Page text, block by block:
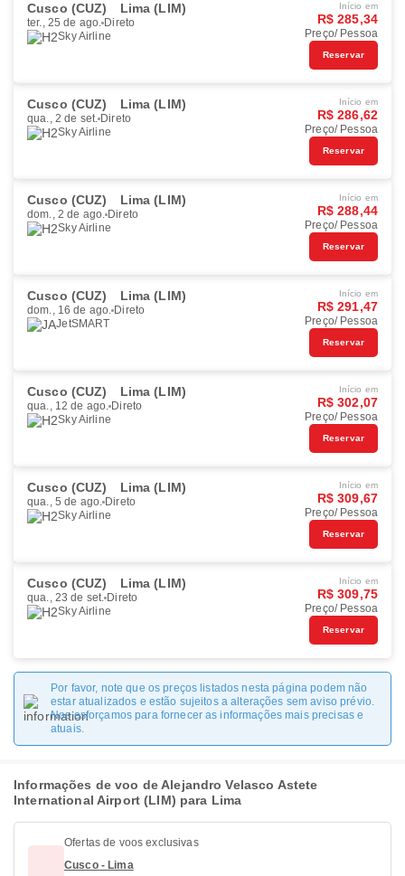
Cusco (CUZ) Lima (LIM)
ter., 25 de ago. Direto
Sky Airline
Início em
R$ 285,34
Preço/ Pessoa
Reservar
Cusco (CUZ) Lima (LIM)
qua., 2 de set. Direto
Sky Airline
Início em
R$ 286,62
Preço/ Pessoa
Reservar
Cusco (CUZ) Lima (LIM)
dom., 2 de ago. Direto
Sky Airline
Início em
R$ 288,44
Preço/ Pessoa
Reservar
Cusco (CUZ) Lima (LIM)
dom., 16 de ago. Direto
JetSMART
Início em
R$ 291,47
Preço/ Pessoa
Reservar
Cusco (CUZ) Lima (LIM)
qua., 12 de ago. Direto
Sky Airline
Início em
R$ 302,07
Preço/ Pessoa
Reservar
Cusco (CUZ) Lima (LIM)
qua., 5 de ago. Direto
Sky Airline
Início em
R$ 309,67
Preço/ Pessoa
Reservar
Cusco (CUZ) Lima (LIM)
qua., 23 de set. Direto
Sky Airline
Início em
R$ 309,75
Preço/ Pessoa
Reservar
Por favor, note que os preços listados nesta página podem não
estar atualizados e estão sujeitos a alterações sem aviso prévio.
Nos esforçamos para fornecer as informações mais precisas e
atuais.
Informações de voo de Alejandro Velasco Astete
International Airport (LIM) para Lima
Ofertas de voos exclusivas
Cusco - Lima